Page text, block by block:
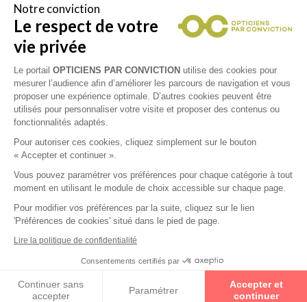
Spécialités
Examen de vue
Collections
BANANA MOON
CHRISTIAN LACROIX
DILEM
DISNEY PRINCESS
Notre conviction
Le respect de votre
vie privée
Le portail OPTICIENS PAR CONVICTION utilise des cookies pour
mesurer l’audience afin d’améliorer les parcours de navigation et vous
proposer une expérience optimale. D’autres cookies peuvent être
utilisés pour personnaliser votre visite et proposer des contenus ou
fonctionnalités adaptés.
Pour autoriser ces cookies, cliquez simplement sur le bouton
« Accepter et continuer ».
Vous pouvez paramétrer vos préférences pour chaque catégorie à tout
moment en utilisant le module de choix accessible sur chaque page.
Pour modifier vos préférences par la suite, cliquez sur le lien
'Préférences de cookies' situé dans le pied de page.
Lire la politique de confidentialité
Consentements certifiés par
Continuer sans
accepter
Paramétrer
Accepter et
continuer